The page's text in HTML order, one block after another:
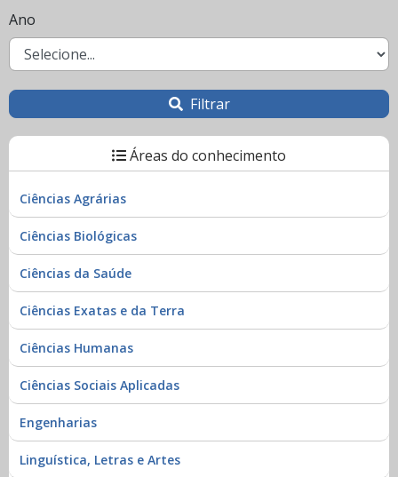
Ano
Filtrar
Áreas do conhecimento
Ciências Agrárias
Ciências Biológicas
Ciências da Saúde
Ciências Exatas e da Terra
Ciências Humanas
Ciências Sociais Aplicadas
Engenharias
Linguística, Letras e Artes